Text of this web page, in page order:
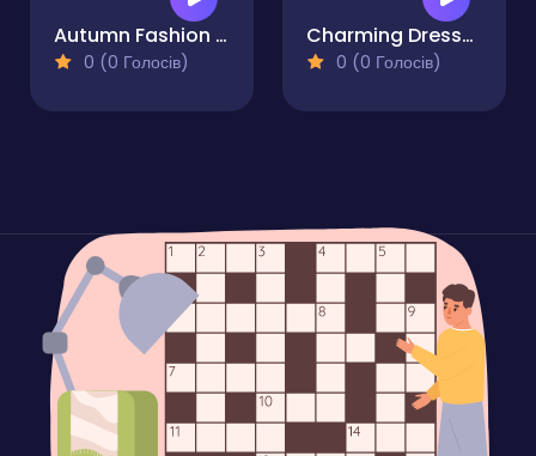
Autumn Fashion Game For Girls
0 (0 Голосів)
Charming Dress-up and Makeup
0 (0 Голосів)